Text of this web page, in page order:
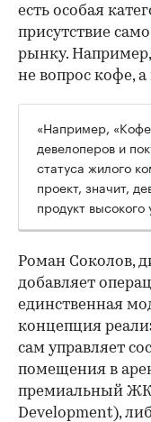
есть особая
присутствие
рынку.
не вопрос кофе,
«Например,
девелоперов и
статуса жилого
проект, значит,
продукт
Роман Соколов,
добавляет
единственная
концепция
сам управляет
помещения в
премиальный ЖК
Development),